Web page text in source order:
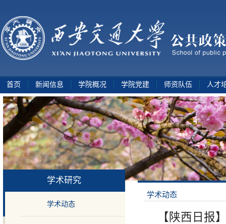
首页 新闻信息 学院概况 学院党建 师资队伍 人才
学术研究
学术动态
学术动态
【陕西日报